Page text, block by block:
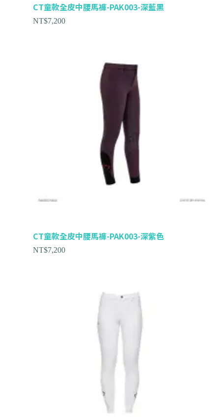
CT童款全皮中腰馬褲-PAK003-深藍黑
NT$7,200
CT童款全皮中腰馬褲-PAK003-深紫色
NT$7,200